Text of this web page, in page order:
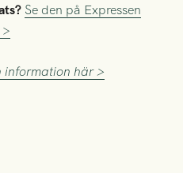
Se den på Expressen
information här >